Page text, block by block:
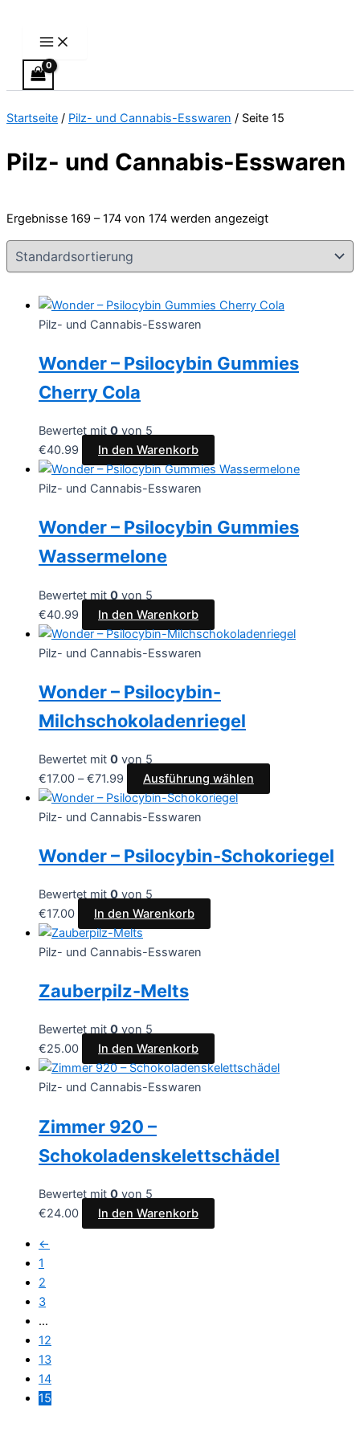
springen
Startseite / Pilz- und Cannabis-Esswaren / Seite 15
Pilz- und Cannabis-Esswaren
Ergebnisse 169 – 174 von 174 werden angezeigt
Pilz- und Cannabis-Esswaren
Wonder – Psilocybin Gummies
Cherry Cola
Bewertet mit 0 von 5
€40.99 In den Warenkorb
Pilz- und Cannabis-Esswaren
Wonder – Psilocybin Gummies
Wassermelone
Bewertet mit 0 von 5
€40.99 In den Warenkorb
Pilz- und Cannabis-Esswaren
Wonder – Psilocybin-
Milchschokoladenriegel
Bewertet mit 0 von 5
€17.00 –€71.99 Ausführung wählen
Die
können
gewählt
Pilz- und Cannabis-Esswaren
Wonder – Psilocybin-Schokoriegel
Bewertet mit 0 von 5
€17.00 In den Warenkorb
Pilz- und Cannabis-Esswaren
Zauberpilz-Melts
Bewertet mit 0 von 5
€25.00 In den Warenkorb
Pilz- und Cannabis-Esswaren
Zimmer 920 –
Schokoladenskelettschädel
Bewertet mit 0 von 5
€24.00 In den Warenkorb
←
1
2
3
…
12
13
14
15